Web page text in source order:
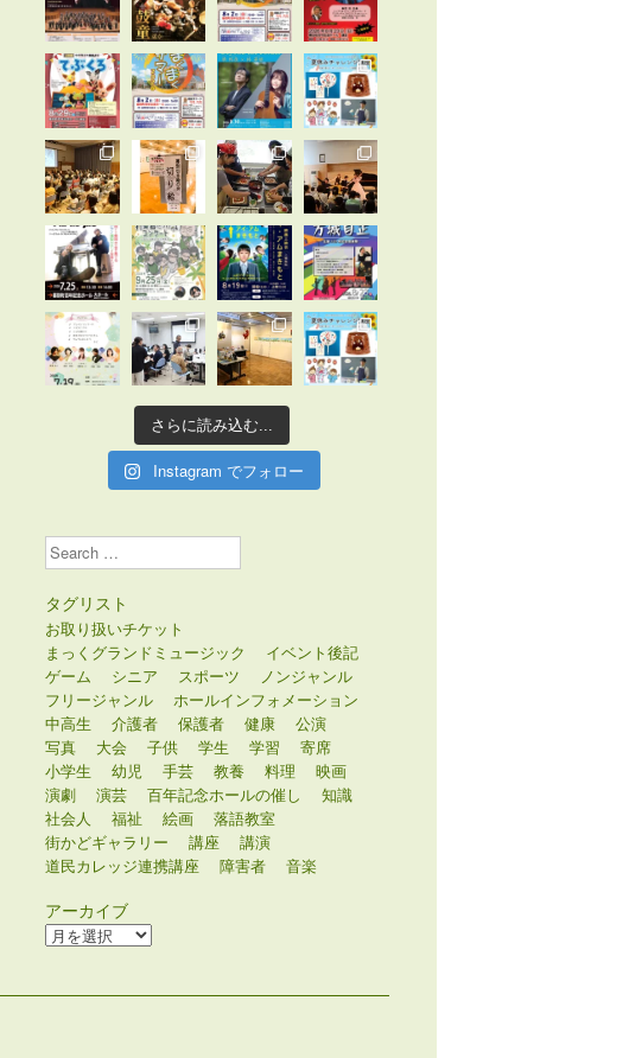
さらに読み込む...
Instagram でフォロー
Search
タグリスト
お取り扱いチケット
まっくグランドミュージック
イベント後記
ゲーム
シニア スポーツ
ノンジャンル
フリージャンル
ホールインフォメーション
中高生
介護者 保護者 健康
公演
写真
大会 子供 学生 学習
寄席
小学生
幼児 手芸 教養 料理
映画
演劇
演芸 百年記念ホールの催し
知識
社会人
福祉 絵画
落語教室
街かどギャラリー
講座
講演
道民カレッジ連携講座
障害者 音楽
アーカイブ
ア